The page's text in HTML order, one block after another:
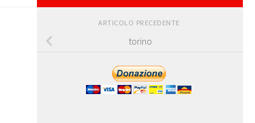
ARTICOLO PRECEDENTE
torino